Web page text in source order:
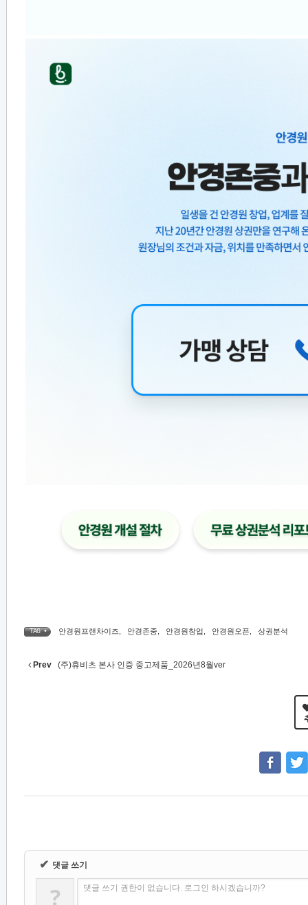
TAG • 안경원프랜차이즈 안경존중 안경원창업 안경원오픈 상권분석
Prev (주)휴비츠 본사 인증 중고제품_2026년8월ver
✔ 댓글 쓰기
? 댓글 쓰기 권한이 없습니다. 로그인 하시겠습니까?